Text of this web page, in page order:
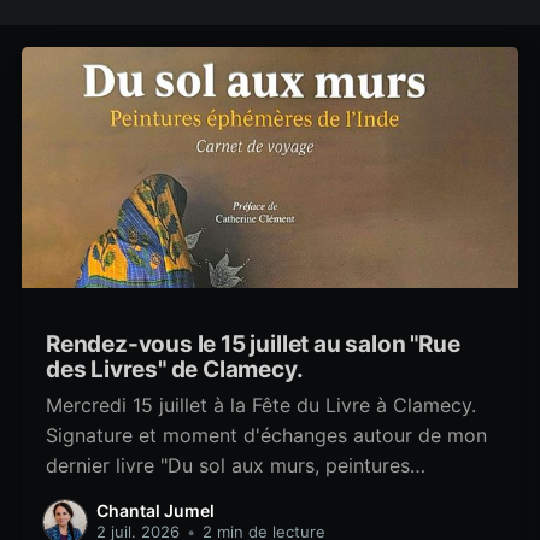
Rendez-vous le 15 juillet au salon "Rue
des Livres" de Clamecy.
Mercredi 15 juillet à la Fête du Livre à Clamecy.
Signature et moment d'échanges autour de mon
dernier livre "Du sol aux murs, peintures
éphémères de l'Inde".
Chantal Jumel
2 juil. 2026 • 2 min de lecture